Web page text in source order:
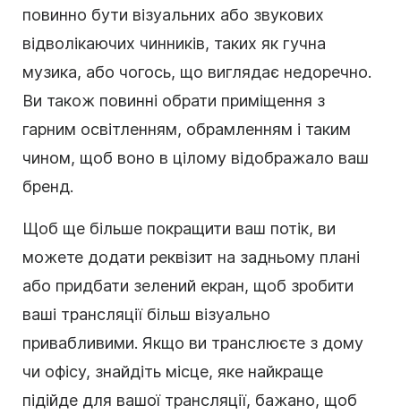
повинно бути візуальних або звукових
відволікаючих чинників, таких як гучна
музика, або чогось, що виглядає недоречно.
Ви також повинні обрати приміщення з
гарним освітленням, обрамленням і таким
чином, щоб воно в цілому відображало ваш
бренд.
Щоб ще більше покращити ваш потік, ви
можете додати реквізит на задньому плані
або придбати зелений екран, щоб зробити
ваші трансляції більш візуально
привабливими. Якщо ви транслюєте з дому
чи офісу, знайдіть місце, яке найкраще
підійде для вашої трансляції, бажано, щоб